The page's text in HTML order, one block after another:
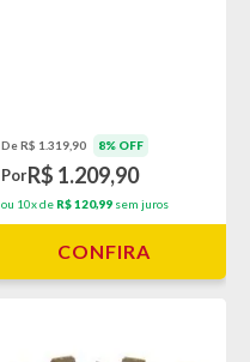
De R$ 1.319,90 8% OFF
PorR$ 1.209,90
ou 10x de R$ 120,99 sem juros
CONFIRA